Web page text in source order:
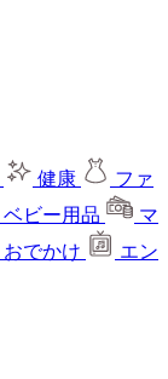
健康
ファ
ベビー用品
マ
おでかけ
エン